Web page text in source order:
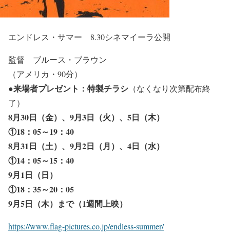
エンドレス・サマー 8.30シネマイーラ公開
監督 ブルース・ブラウン
（アメリカ・90分）
●来場者プレゼント：特製チラシ （なくなり次第配布終
了）
8月30日（金）、9月3日（火）、5日（木）
①18：05～19：40
8月31日（土）、9月2日（月）、4日（水）
①14：05～15：40
9月1日（日）
①18：35～20：05
9月5日（木）まで（1週間上映）
https://www.flag-pictures.co.jp/endless-summer/